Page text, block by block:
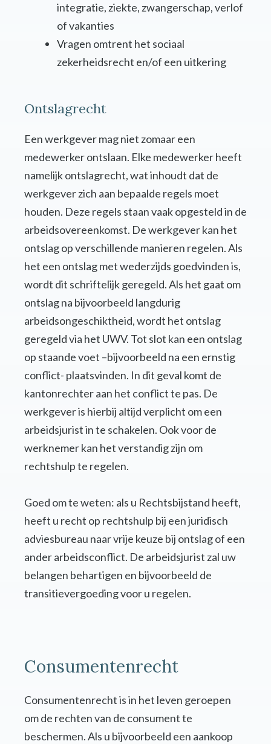
integratie, ziekte, zwangerschap, verlof
of vakanties
Vragen omtrent het sociaal
zekerheidsrecht en/of een uitkering
Ontslagrecht
Een werkgever mag niet zomaar een
medewerker ontslaan. Elke medewerker heeft
namelijk ontslagrecht, wat inhoudt dat de
werkgever zich aan bepaalde regels moet
houden. Deze regels staan vaak opgesteld in de
arbeidsovereenkomst. De werkgever kan het
ontslag op verschillende manieren regelen. Als
het een ontslag met wederzijds goedvinden is,
wordt dit schriftelijk geregeld. Als het gaat om
ontslag na bijvoorbeeld langdurig
arbeidsongeschiktheid, wordt het ontslag
geregeld via het UWV. Tot slot kan een ontslag
op staande voet –bijvoorbeeld na een ernstig
conflict- plaatsvinden. In dit geval komt de
kantonrechter aan het conflict te pas. De
werkgever is hierbij altijd verplicht om een
arbeidsjurist in te schakelen. Ook voor de
werknemer kan het verstandig zijn om
rechtshulp te regelen.
Goed om te weten: als u Rechtsbijstand heeft,
heeft u recht op rechtshulp bij een juridisch
adviesbureau naar vrije keuze bij ontslag of een
ander arbeidsconflict. De arbeidsjurist zal uw
belangen behartigen en bijvoorbeeld de
transitievergoeding voor u regelen.
Consumentenrecht
Consumentenrecht is in het leven geroepen
om de rechten van de consument te
beschermen. Als u bijvoorbeeld een aankoop